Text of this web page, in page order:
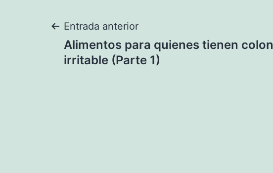
Navegación
de
Entrada anterior
Alimentos para quienes tienen colon
irritable (Parte 1)